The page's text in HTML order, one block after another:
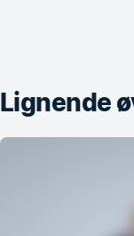
Lignende